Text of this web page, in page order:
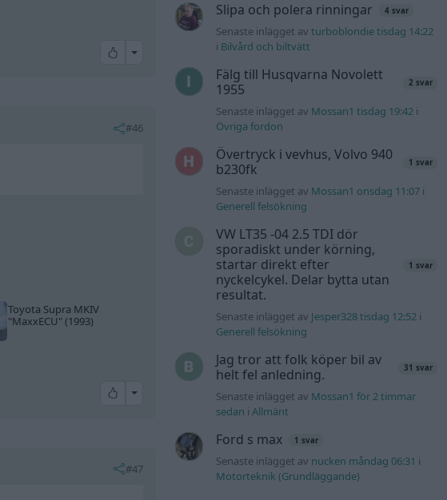
All reactions
#46
Toyota Supra MKIV
"MaxxECU"(1993)
All reactions
#47
Slipa och polera rinningar 4 svar
Senaste inlägget avturboblondie tisdag 14:22
i Bilvård och biltvätt
Fälg till Husqvarna Novolett
1955
2 svar
Senaste inlägget av Mossan1 tisdag 19:42 i
Övriga fordon
Övertryck i vevhus, Volvo 940
b230fk
1 svar
Senaste inlägget av Mossan1 onsdag 11:07 i
Generell felsökning
VW LT35 -04 2.5 TDI dör
sporadiskt under körning,
startar direkt efter
nyckelcykel. Delar bytta utan
resultat.
1 svar
Senaste inlägget av Jesper328 tisdag 12:52 i
Generell felsökning
Jag tror att folk köper bil av
helt fel anledning.
31 svar
Senaste inlägget av Mossan1 för 2 timmar
sedan iAllmänt
Ford s max 1 svar
Senaste inlägget av nucken måndag 06:31 i
Motorteknik (Grundläggande)